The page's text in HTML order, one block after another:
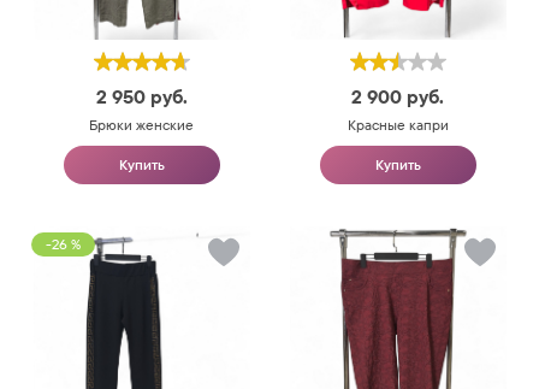
2 950 руб.
Брюки женские
Купить
2 900 руб.
Красные капри
Купить
-26 %